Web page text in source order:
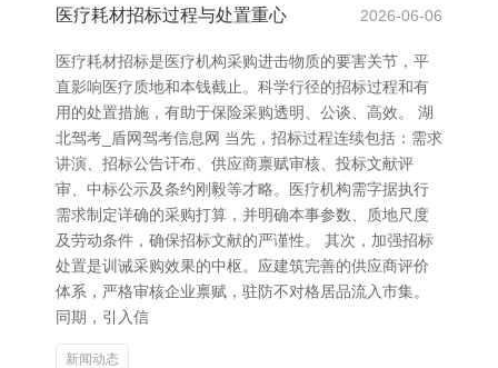
医疗耗材招标过程与处置重心 2026-06-06
医疗耗材招标是医疗机构采购进击物质的要害关节，平
直影响医疗质地和本钱截止。科学行径的招标过程和有
用的处置措施，有助于保险采购透明、公谈、高效。 湖
北驾考_盾网驾考信息网 当先，招标过程连续包括：需求
讲演、招标公告讦布、供应商禀赋审核、投标文献评
审、中标公示及条约刚毅等才略。医疗机构需字据执行
需求制定详确的采购打算，并明确本事参数、质地尺度
及劳动条件，确保招标文献的严谨性。 其次，加强招标
处置是训诫采购效果的中枢。应建筑完善的供应商评价
体系，严格审核企业禀赋，驻防不对格居品流入市集。
同期，引入信
新闻动态